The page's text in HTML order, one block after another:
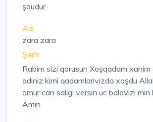
şoudur.
Ad:
zara zara
Şərh:
Rabim sizi qorusun Xoşqadam
adiniz kimi qadamlarivizda xoşdu
omur can saligi versin uc balavizi min
Amin